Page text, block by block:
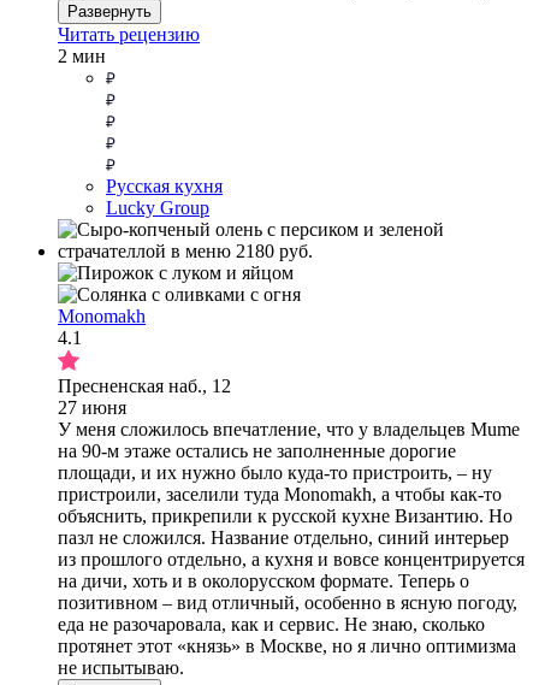
Развернуть
Читать рецензию
2 мин
Русская кухня
Lucky Group
Monomakh
4.1
Пресненская наб., 12
27 июня
У меня сложилось впечатление, что у владельцев Mume
на 90-м этаже остались не заполненные дорогие
площади, и их нужно было куда-то пристроить, – ну
пристроили, заселили туда Monomakh, а чтобы как-то
объяснить, прикрепили к русской кухне Византию. Но
пазл не сложился. Название отдельно, синий интерьер
из прошлого отдельно, а кухня и вовсе концентрируется
на дичи, хоть и в околорусском формате. Теперь о
позитивном – вид отличный, особенно в ясную погоду,
еда не разочаровала, как и сервис. Не знаю, сколько
протянет этот «князь» в Москве, но я лично оптимизма
не испытываю.